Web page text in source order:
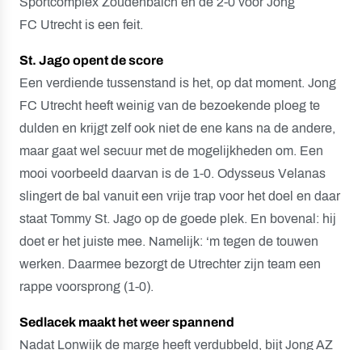
FC Utrecht is een feit.
St. Jago opent de score
Een verdiende tussenstand is het, op dat moment. Jong
FC Utrecht heeft weinig van de bezoekende ploeg te
dulden en krijgt zelf ook niet de ene kans na de andere,
maar gaat wel secuur met de mogelijkheden om. Een
mooi voorbeeld daarvan is de 1-0. Odysseus Velanas
slingert de bal vanuit een vrije trap voor het doel en daar
staat Tommy St. Jago op de goede plek. En bovenal: hij
doet er het juiste mee. Namelijk: ‘m tegen de touwen
werken. Daarmee bezorgt de Utrechter zijn team een
rappe voorsprong (1-0).
Sedlacek maakt het weer spannend
Nadat Lonwijk de marge heeft verdubbeld, bijt Jong AZ